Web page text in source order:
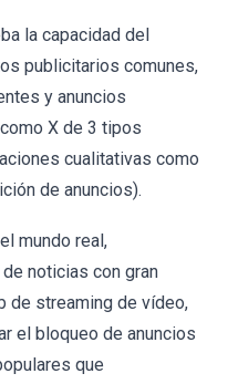
la capacidad del
publicitarios comunes,
y anuncios
X de 3 tipos
cualitativas como
de anuncios).
mundo real,
noticias con gran
de streaming de vídeo,
el bloqueo de anuncios
que